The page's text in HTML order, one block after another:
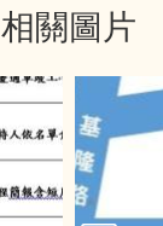
相關圖片